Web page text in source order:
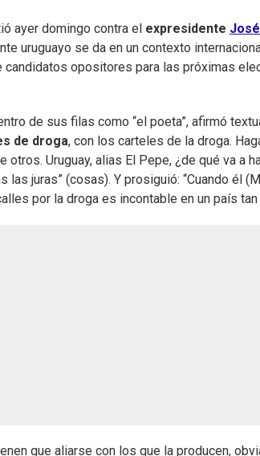
ayer domingo contra el expresidente
uruguayo se da en un contexto
opositores para las próximas
de sus filas como “el poeta”, afirmó
de droga, con los carteles de la droga.
Uruguay, alias El Pepe, ¿de qué va a
juras” (cosas). Y prosiguió: “Cuando él
por la droga es incontable en un país tan
que aliarse con los que la producen,